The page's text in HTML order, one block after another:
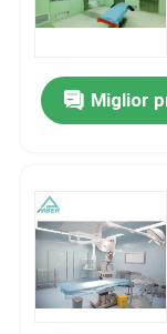
Controllo di
Contattici
Notizie
Miglior